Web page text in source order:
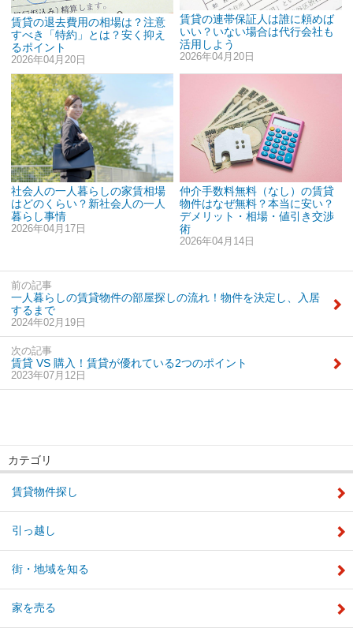
賃貸の退去費用の相場は？注意
すべき「特約」とは？安く抑え
るポイント
2026年04月20日
賃貸の連帯保証人は誰に頼めば
いい？いない場合は代行会社も
活用しよう
2026年04月20日
社会人の一人暮らしの家賃相場
はどのくらい？新社会人の一人
暮らし事情
2026年04月17日
仲介手数料無料（なし）の賃貸
物件はなぜ無料？本当に安い？
デメリット・相場・値引き交渉
術
2026年04月14日
前の記事
一人暮らしの賃貸物件の部屋探しの流れ！物件を決定し、入居
するまで
2024年02月19日
次の記事
賃貸 VS 購入！賃貸が優れている2つのポイント
2023年07月12日
カテゴリ
賃貸物件探し
引っ越し
街・地域を知る
家を売る